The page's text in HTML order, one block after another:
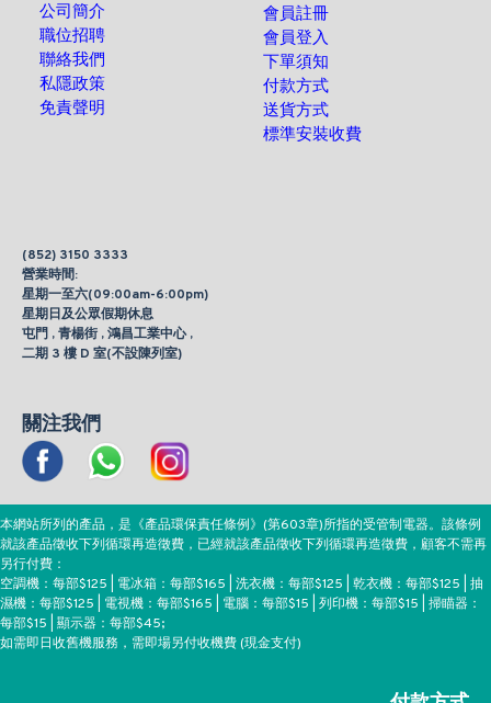
公司簡介
職位招聘
聯絡我們
私隱政策
免責聲明
會員註冊
會員登入
下單須知
付款方式
送貨方式
標準安裝收費
(852) 3150 3333
營業時間:
星期一至六(09:00am-6:00pm)
星期日及公眾假期休息
屯門 , 青楊街 , 鴻昌工業中心 ,
二期 3 樓 D 室(不設陳列室)
關注我們
本網站所列的產品，是《產品環保責任條例》(第603章)所指的受管制電器。該條例
就該產品徵收下列循環再造徵費，已經就該產品徵收下列循環再造徵費，顧客不需再
另行付費：
空調機：每部$125 | 電冰箱：每部$165 | 洗衣機：每部$125 | 乾衣機：每部$125 | 抽
濕機：每部$125 | 電視機：每部$165 | 電腦：每部$15 | 列印機：每部$15 | 掃瞄器：
每部$15 | 顯示器：每部$45;
如需即日收舊機服務，需即場另付收機費 (現金支付)